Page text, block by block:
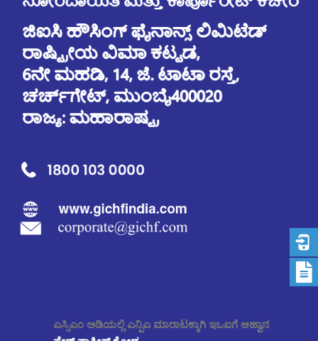
ಎಸ್ಸಿಎಂ ಅಡಿಯಲ್ಲಿ ಎನ್ಪಿಎ ಮಾರಾಟಕ್ಕಾಗಿ ಇಒಐಗೆ ಆಹ್ವಾನ